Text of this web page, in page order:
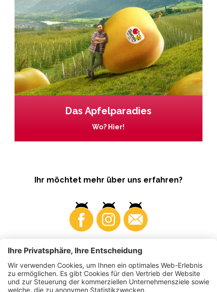
Das Apfelparadies
Wo? Hier!
Ihr möchtet mehr über uns erfahren?
Business Produzenten